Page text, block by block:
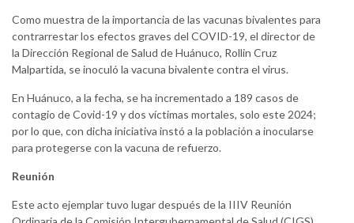
Como muestra de la importancia de las vacunas bivalentes para
contrarrestar los efectos graves del COVID-19, el director de
la Dirección Regional de Salud de Huánuco, Rollin Cruz
Malpartida, se inoculó la vacuna bivalente contra el virus.
En Huánuco, a la fecha, se ha incrementado a 189 casos de
contagio de Covid-19 y dos víctimas mortales, solo este 2024;
por lo que, con dicha iniciativa instó a la población a inocularse
para protegerse con la vacuna de refuerzo.
Reunión
Este acto ejemplar tuvo lugar después de la IIIV Reunión